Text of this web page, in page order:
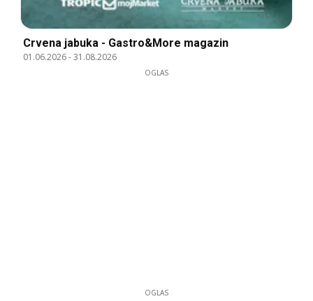
Crvena jabuka - Gastro&More magazin
01.06.2026-31.08.2026
OGLAS
OGLAS